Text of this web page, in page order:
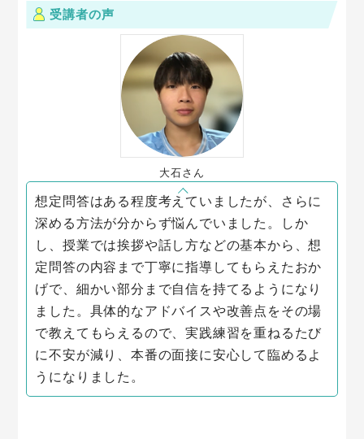
受講者の声
大石さん
想定問答はある程度考えていましたが、さらに
深める方法が分からず悩んでいました。しか
し、授業では挨拶や話し方などの基本から、想
定問答の内容まで丁寧に指導してもらえたおか
げで、細かい部分まで自信を持てるようになり
ました。具体的なアドバイスや改善点をその場
で教えてもらえるので、実践練習を重ねるたび
に不安が減り、本番の面接に安心して臨めるよ
うになりました。